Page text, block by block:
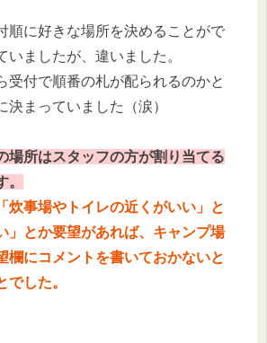
順に好きな場所を決めることがで
いましたが、違いました。
受付で順番の札が配られるのかと
決まっていました（涙）
場所はスタッフの方が割り当てる
炊事場やトイレの近くがいい」と
」とか要望があれば、キャンプ場
欄にコメントを書いておかないと
でした。